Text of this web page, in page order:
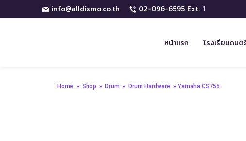
info@alldismo.co.th 02-096-6595 Ext. 1
หน้าแรก โรงเรียนดนต
Home » Shop » Drum » Drum Hardware » Yamaha CS755